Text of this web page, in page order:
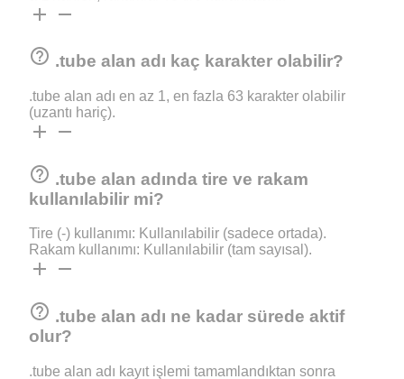
add remove
help_outline .tube alan adı kaç karakter olabilir?
.tube alan adı en az 1, en fazla 63 karakter olabilir
(uzantı hariç).
add remove
help_outline .tube alan adında tire ve rakam
kullanılabilir mi?
Tire (-) kullanımı: Kullanılabilir (sadece ortada).
Rakam kullanımı: Kullanılabilir (tam sayısal).
add remove
help_outline .tube alan adı ne kadar sürede aktif
olur?
.tube alan adı kayıt işlemi tamamlandıktan sonra